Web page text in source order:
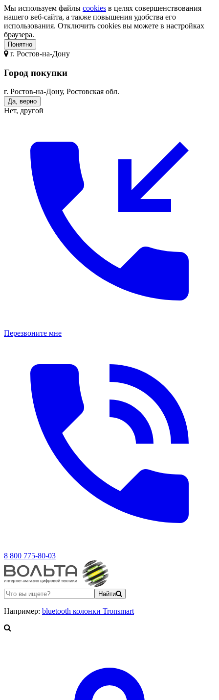
Мы используем файлы cookies в целях совершенствования
нашего веб-сайта, а также повышения удобства его
использования. Отключить cookies вы можете в настройках
браузера.
Понятно
г. Ростов-на-Дону
Город покупки
г. Ростов-на-Дону, Ростовская обл.
Да, верно
Нет, другой
Перезвоните мне
8 800 775-80-03
Найти
Например: bluetooth колонки Tronsmart